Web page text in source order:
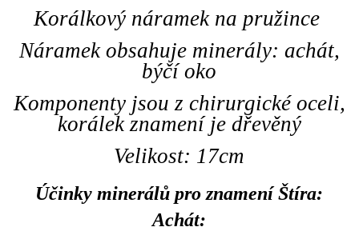
Korálkový náramek na pružince
Náramek obsahuje minerály: achát,
býčí oko
Komponenty jsou z chirurgické oceli,
korálek znamení je dřevěný
Velikost: 17cm
Účinky minerálů pro znamení Štíra:
Achát: